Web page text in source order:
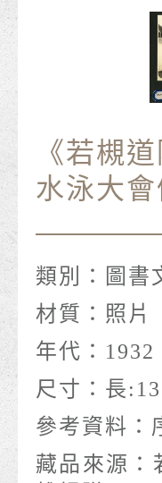
《若槻
水泳大
類別：
圖書
材質： 照片
年代： 1932
尺寸： 長
參考資料：
藏品來源：